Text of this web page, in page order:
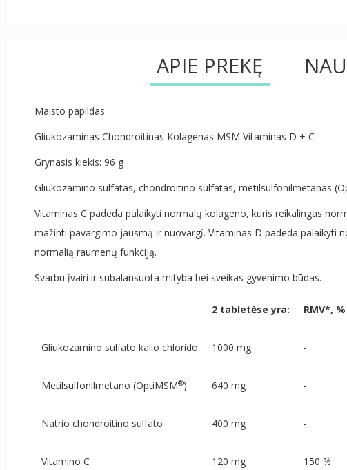
APIE PREKĘ
Maisto papildas
Gliukozaminas Chondroitinas Kolagenas MSM Vitaminas D + C
Grynasis kiekis: 96 g
Gliukozamino sulfatas, chondroitino sulfatas, metilsulfonilmetanas
Vitaminas C padeda palaikyti normalų kolageno, kuris reikalingas
mažinti pavargimo jausmą ir nuovargį. Vitaminas D padeda
normalią raumenų funkciją.
Svarbu įvairi ir subalansuota mityba bei sveikas gyvenimo būdas.
2 tabletėse yra: RMV*, %
Gliukozamino sulfato kalio chlorido 1000 mg -
Metilsulfonilmetano (OptiMSM®) 640 mg -
Natrio chondroitino sulfato 400 mg -
Vitamino C 120 mg 150 %